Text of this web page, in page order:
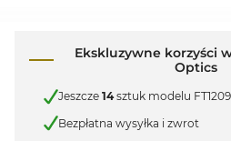
Ekskluzywne korzyści
Optics
Jeszcze 14sztuk modelu
Bezpłatna wysyłka i zwrot